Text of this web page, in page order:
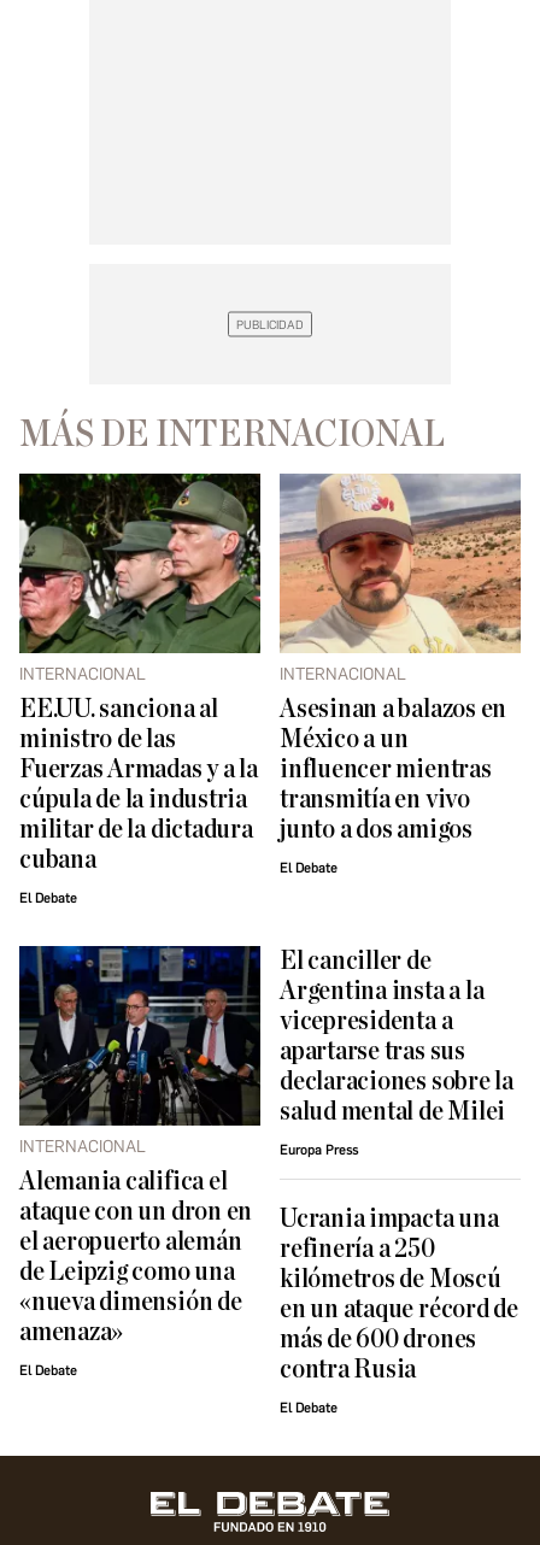
MÁS DE INTERNACIONAL
INTERNACIONAL
EE.UU. sanciona al
ministro de las
Fuerzas Armadas y a la
cúpula de la industria
militar de la dictadura
cubana
El Debate
INTERNACIONAL
Asesinan a balazos en
México a un
influencer mientras
transmitía en vivo
junto a dos amigos
El Debate
INTERNACIONAL
Alemania califica el
ataque con un dron en
el aeropuerto alemán
de Leipzig como una
«nueva dimensión de
amenaza»
El Debate
El canciller de
Argentina insta a la
vicepresidenta a
apartarse tras sus
declaraciones sobre la
salud mental de Milei
Europa Press
Ucrania impacta una
refinería a 250
kilómetros de Moscú
en un ataque récord de
más de 600 drones
contra Rusia
El Debate